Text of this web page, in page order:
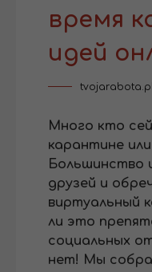
время
идей
Много кто
карантине
Большинство
друзей и
виртуальный
ли это
социальных
нет! Мы